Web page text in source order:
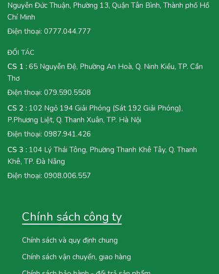
Nguyễn Đức Thuận, Phường 13, Quận Tân Bình, Thành phố Hồ
Chí Minh
Điện thoại: 0777.044.777
ĐỐI TÁC
CS 1 : 65 Nguyễn Đệ, Phường An Hoà, Q. Ninh Kiều, TP. Cần
Thơ
Điện thoại: 079.590.5508
CS 2 : 102 Ngỏ 194 Giải Phóng (Sát 192 Giải Phóng),
P.Phương Liệt, Q. Thanh Xuân, TP. Hà Nội
Điện thoại: 0987.941.426
CS 3 : 104 Lý Thái Tông, Phường Thanh Khê Tây, Q. Thanh
Khê, TP. Đà Nẵng
Điện thoại: 0908.006.557
Chính sách công ty
Chính sách và quy định chung
Chính sách vận chuyển, giao hàng